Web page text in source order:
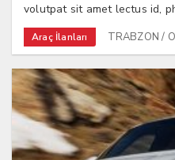
volutpat sit amet lectus id,
Araç İlanları TRABZON /